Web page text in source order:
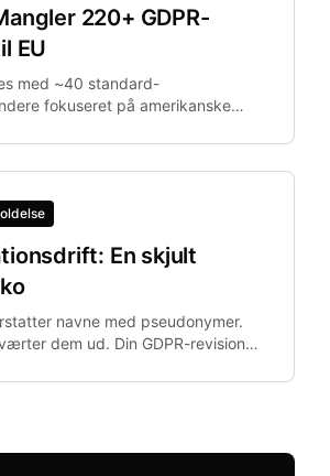
220+ GDPR-
EU
med ~40 standard-
fokuseret på amerikanske
Fiscale, BSN og andre EU-
der ikke er inkluderet.
En skjult
navne med pseudonymer.
dem ud. Din GDPR-revision
— hvor team.